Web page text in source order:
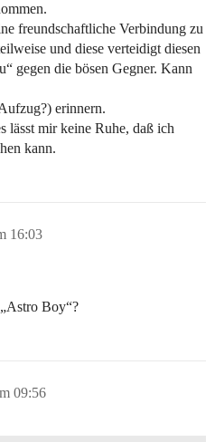
freundschaftliche Verbindung zu
und diese verteidigt diesen
gegen die bösen Gegner. Kann
erinnern.
lässt mir keine Ruhe, daß ich
kann.
16:03
Boy“?
09:56